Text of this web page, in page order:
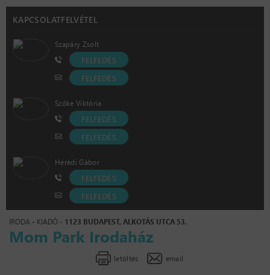
KAPCSOLATFELVÉTEL
Szapáry Zsolt
FELFEDÉS
FELFEDÉS
Szőke Viktória
FELFEDÉS
FELFEDÉS
Herédi Gábor
FELFEDÉS
FELFEDÉS
IRODA - KIADÓ - 1123 BUDAPEST, ALKOTÁS UTCA 53.
Mom Park Irodaház
letöltés email